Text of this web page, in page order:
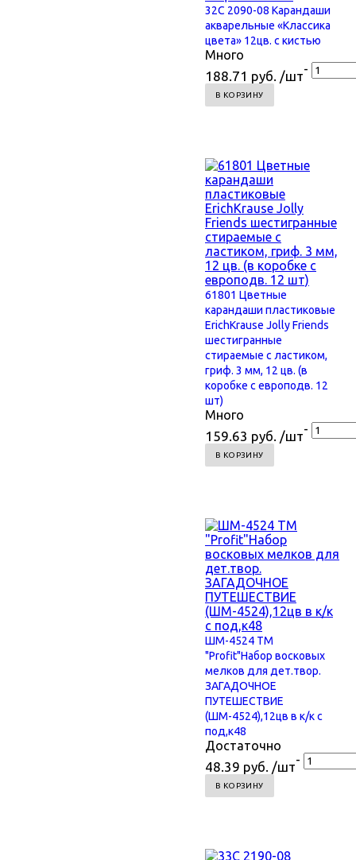
32С 2090-08 Карандаши
акварельные «Классика
цвета» 12цв. с кистью
Много
188.71 руб. /шт-
В КОРЗИНУ
61801 Цветные
карандаши пластиковые
ErichKrause Jolly Friends
шестигранные
стираемые с ластиком,
гриф. 3 мм, 12 цв. (в
коробке с европодв. 12
шт)
Много
159.63 руб. /шт-
В КОРЗИНУ
ШМ-4524 TM
"Profit"Набор восковых
мелков для дет.твор.
ЗАГАДОЧНОЕ
ПУТЕШЕСТВИЕ
(ШМ-4524),12цв в к/к с
под,к48
Достаточно
48.39 руб. /шт-
В КОРЗИНУ